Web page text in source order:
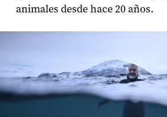
animales desde hace 20 años.